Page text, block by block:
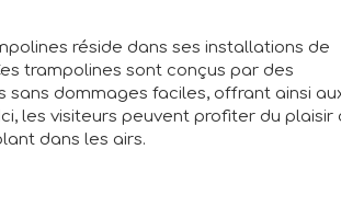
réside dans ses installations de
trampolines sont conçus par des
sans dommages faciles, offrant ainsi
les visiteurs peuvent profiter du plaisir
dans les airs.